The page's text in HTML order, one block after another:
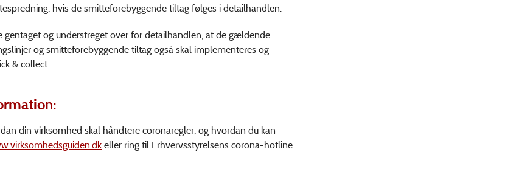
hvis de smitteforebyggende tiltag følges i detailhandlen.
gentaget og understreget over for detailhandlen, at de gældende
og smitteforebyggende tiltag også skal implementeres og
& collect.
din virksomhed skal håndtere coronaregler, og hvordan du kan
eller ring til Erhvervsstyrelsens corona-hotline